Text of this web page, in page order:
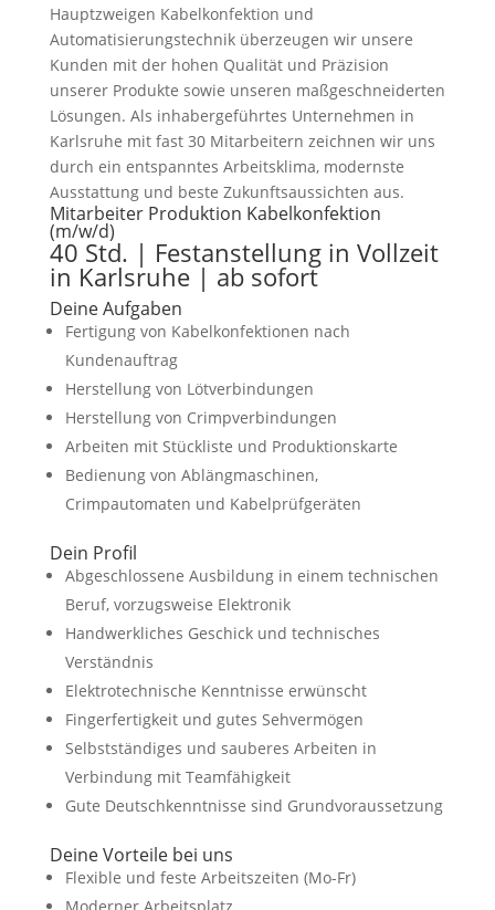
Hauptzweigen Kabelkonfektion und
Automatisierungstechnik überzeugen wir unsere
Kunden mit der hohen Qualität und Präzision
unserer Produkte sowie unseren maßgeschneiderten
Lösungen. Als inhabergeführtes Unternehmen in
Karlsruhe mit fast 30 Mitarbeitern zeichnen wir uns
durch ein entspanntes Arbeitsklima, modernste
Ausstattung und beste Zukunftsaussichten aus.
Mitarbeiter Produktion Kabelkonfektion
(m/w/d)
40 Std. | Festanstellung in Vollzeit
in Karlsruhe | ab sofort
Deine Aufgaben
Fertigung von Kabelkonfektionen nach
Kundenauftrag
Herstellung von Lötverbindungen
Herstellung von Crimpverbindungen
Arbeiten mit Stückliste und Produktionskarte
Bedienung von Ablängmaschinen,
Crimpautomaten und Kabelprüfgeräten
Dein Profil
Abgeschlossene Ausbildung in einem technischen
Beruf, vorzugsweise Elektronik
Handwerkliches Geschick und technisches
Verständnis
Elektrotechnische Kenntnisse erwünscht
Fingerfertigkeit und gutes Sehvermögen
Selbstständiges und sauberes Arbeiten in
Verbindung mit Teamfähigkeit
Gute Deutschkenntnisse sind Grundvoraussetzung
Deine Vorteile bei uns
Flexible und feste Arbeitszeiten (Mo-Fr)